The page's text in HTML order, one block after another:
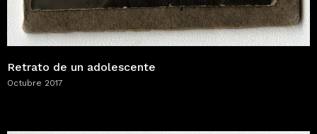
Retrato de un adolescente
Octubre 2017